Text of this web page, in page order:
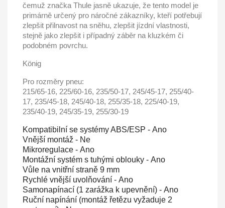
čemuž značka Thule jasně ukazuje, že tento model je
primárně určený pro náročné zákazníky, kteří potřebují
zlepšit přilnavost na sněhu, zlepšit jízdní vlastnosti,
stejně jako zlepšit i případný záběr na kluzkém či
podobném povrchu.
König
Pro rozměry pneu:
215/65-16, 225/60-16, 235/50-17, 245/45-17, 255/40-
17, 235/45-18, 245/40-18, 255/35-18, 225/40-19,
235/40-19, 245/35-19, 255/30-19
Kompatibilní se systémy ABS/ESP - Ano
Vnější montáž - Ne
Mikroregulace - Ano
Montážní systém s tuhými oblouky - Ano
Vůle na vnitřní straně 9 mm
Rychlé vnější uvolňování - Ano
Samonapínací (1 zarážka k upevnění) - Ano
Ruční napínání (montáž řetězu vyžaduje 2